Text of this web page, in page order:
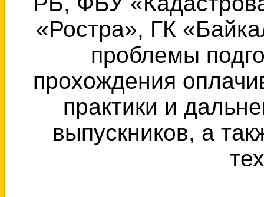
«Ростра», ГК
проблемы
прохождения
практики и
выпускников, а